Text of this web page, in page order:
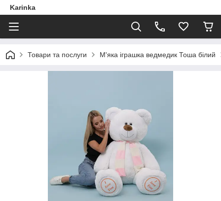
Karinka
Товари та послуги М'яка іграшка ведмедик Тоша білий